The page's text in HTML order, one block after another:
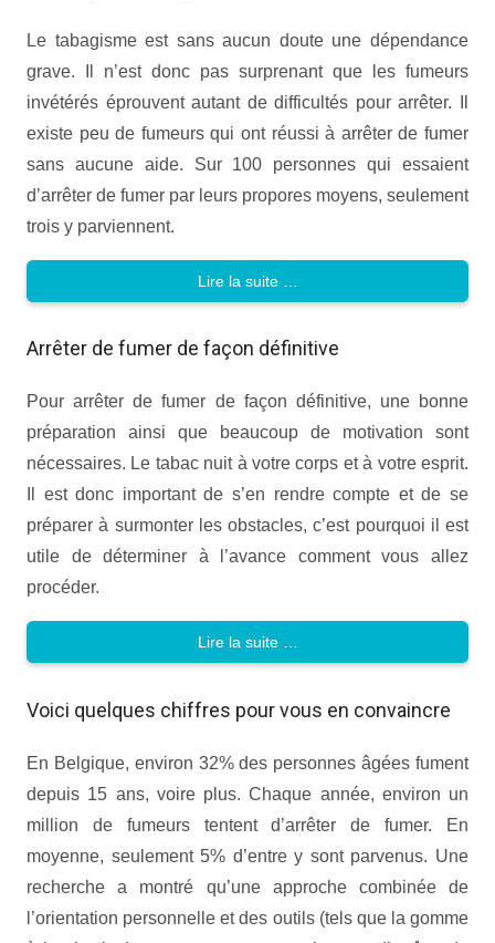
Le tabagisme est sans aucun doute une dépendance
grave. Il n’est donc pas surprenant que les fumeurs
invétérés éprouvent autant de difficultés pour arrêter. Il
existe peu de fumeurs qui ont réussi à arrêter de fumer
sans aucune aide. Sur 100 personnes qui essaient
d’arrêter de fumer par leurs propores moyens, seulement
trois y parviennent.
Lire la suite …
Arrêter de fumer de façon définitive
Pour arrêter de fumer de façon définitive, une bonne
préparation ainsi que beaucoup de motivation sont
nécessaires. Le tabac nuit à votre corps et à votre esprit.
Il est donc important de s’en rendre compte et de se
préparer à surmonter les obstacles, c’est pourquoi il est
utile de déterminer à l’avance comment vous allez
procéder.
Lire la suite …
Voici quelques chiffres pour vous en convaincre
En Belgique, environ 32% des personnes âgées fument
depuis 15 ans, voire plus. Chaque année, environ un
million de fumeurs tentent d’arrêter de fumer. En
moyenne, seulement 5% d’entre y sont parvenus. Une
recherche a montré qu’une approche combinée de
l’orientation personnelle et des outils (tels que la gomme